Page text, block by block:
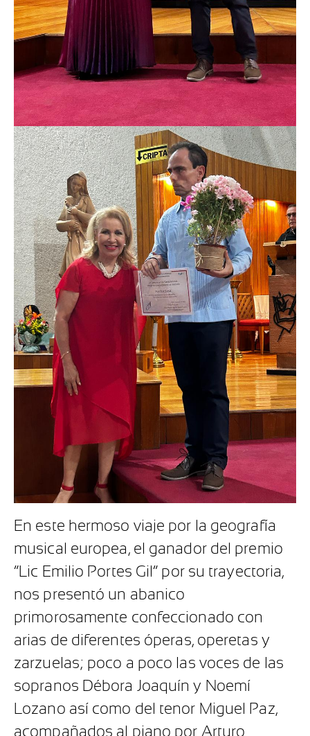
En este hermoso viaje por la geografía
musical europea, el ganador del premio
“Lic Emilio Portes Gil” por su trayectoria,
nos presentó un abanico
primorosamente confeccionado con
arias de diferentes óperas, operetas y
zarzuelas; poco a poco las voces de las
sopranos Débora Joaquín y Noemí
Lozano así como del tenor Miguel Paz,
acompañados al piano por Arturo